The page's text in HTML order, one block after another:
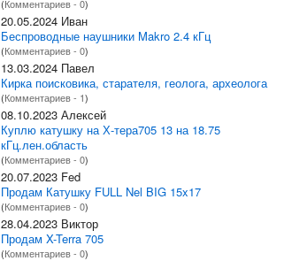
(Комментариев - 0)
20.05.2024 Иван
Беспроводные наушники Makro 2.4 кГц
(Комментариев - 0)
13.03.2024 Павел
Кирка поисковика, старателя, геолога, археолога
(Комментариев - 1)
08.10.2023 Алексей
Куплю катушку на Х-тера705 13 на 18.75
кГц.лен.область
(Комментариев - 0)
20.07.2023 Fed
Продам Катушку FULL Nel BIG 15x17
(Комментариев - 0)
28.04.2023 Виктор
Продам X-Terra 705
(Комментариев - 0)